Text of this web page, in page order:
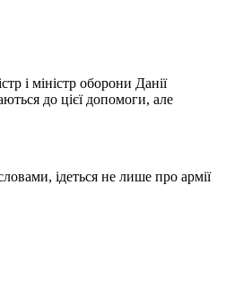
і міністр оборони Данії
до цієї допомоги, але
ідеться не лише про армії